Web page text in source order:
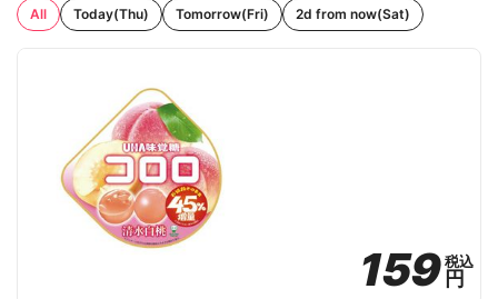
All Today(Thu) Tomorrow(Fri) 2d from now(Sat)
159
159税込
税込
円
円